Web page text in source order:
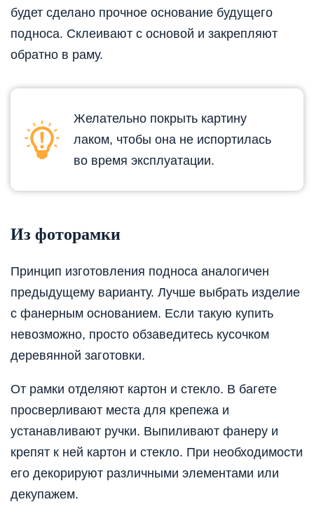
будет сделано прочное основание будущего
подноса. Склеивают с основой и закрепляют
обратно в раму.
Желательно покрыть картину
лаком, чтобы она не испортилась
во время эксплуатации.
Из фоторамки
Принцип изготовления подноса аналогичен
предыдущему варианту. Лучше выбрать изделие
с фанерным основанием. Если такую купить
невозможно, просто обзаведитесь кусочком
деревянной заготовки.
От рамки отделяют картон и стекло. В багете
просверливают места для крепежа и
устанавливают ручки. Выпиливают фанеру и
крепят к ней картон и стекло. При необходимости
его декорируют различными элементами или
декупажем.